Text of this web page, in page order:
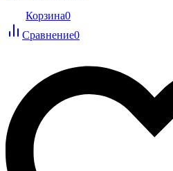
Корзина0
Сравнение0